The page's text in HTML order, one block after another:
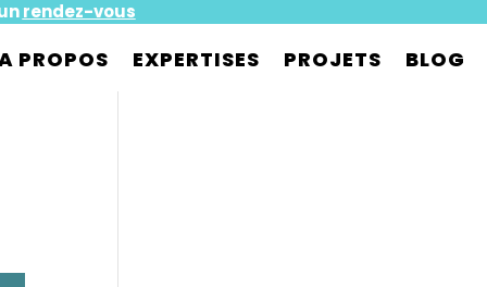
rendez-vous
PROPOS EXPERTISES PROJETS BLOG